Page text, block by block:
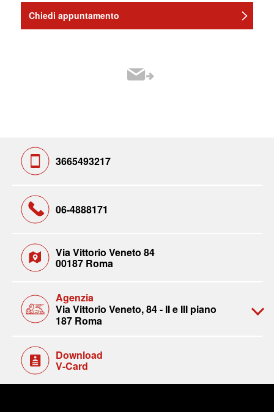
Chiedi appuntamento
3665493217
06-4888171
Via Vittorio Veneto 84
00187 Roma
Agenzia
Via Vittorio Veneto, 84 - II e III piano
187 Roma
Download
V-Card